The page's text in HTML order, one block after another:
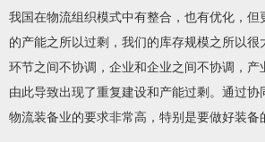
我国在物流组织模式中有整合，也有优化，但
的产能之所以过剩，我们的库存规模之所以很
环节之间不协调，企业和企业之间不协调，产
由此导致出现了重复建设和产能过剩。通过协
物流装备业的要求非常高，特别是要做好装备